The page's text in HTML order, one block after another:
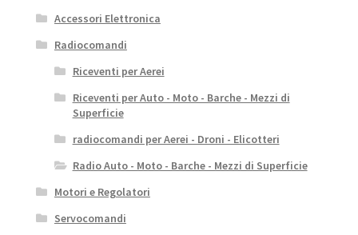
Accessori Elettronica
Radiocomandi
Riceventi per Aerei
Riceventi per Auto - Moto - Barche - Mezzi di
Superficie
radiocomandi per Aerei - Droni - Elicotteri
Radio Auto - Moto - Barche - Mezzi di Superficie
Motori e Regolatori
Servocomandi